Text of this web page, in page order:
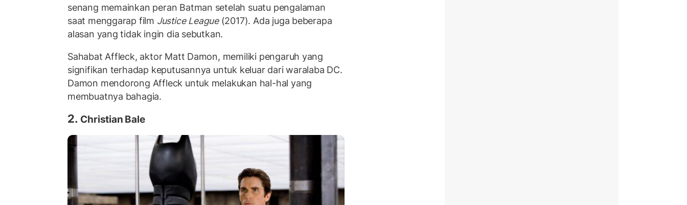
senang memainkan peran Batman setelah suatu pengalaman
saat menggarap film Justice League(2017). Ada juga beberapa
alasan yang tidak ingin dia sebutkan.
Sahabat Affleck, aktor Matt Damon, memiliki pengaruh yang
signifikan terhadap keputusannya untuk keluar dari waralaba DC.
Damon mendorong Affleck untuk melakukan hal-hal yang
membuatnya bahagia.
2. Christian Bale